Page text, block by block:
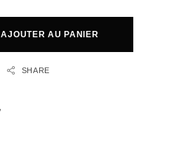
AJOUTER AU PANIER
SHARE